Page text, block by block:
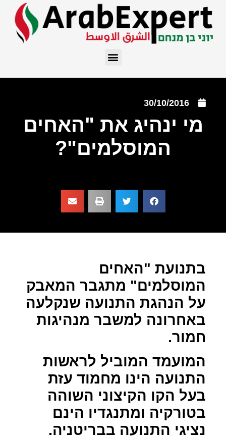
30/10/2016
מי ינהיג את "האחים
המוסלמים"?
בתנועת "האחים
המוסלמים" מתגבר המאבק
על הנהגת התנועה שנקלעה
באחרונה למשבר מנהיגות
חמור.
המועמד המוביל לראשות
התנועה הינו מחמוד עזת
בעל הקו הקיצוני השוהה
בטורקיה ומתנגדיו הינם
נציגי התנועה בבריטניה.